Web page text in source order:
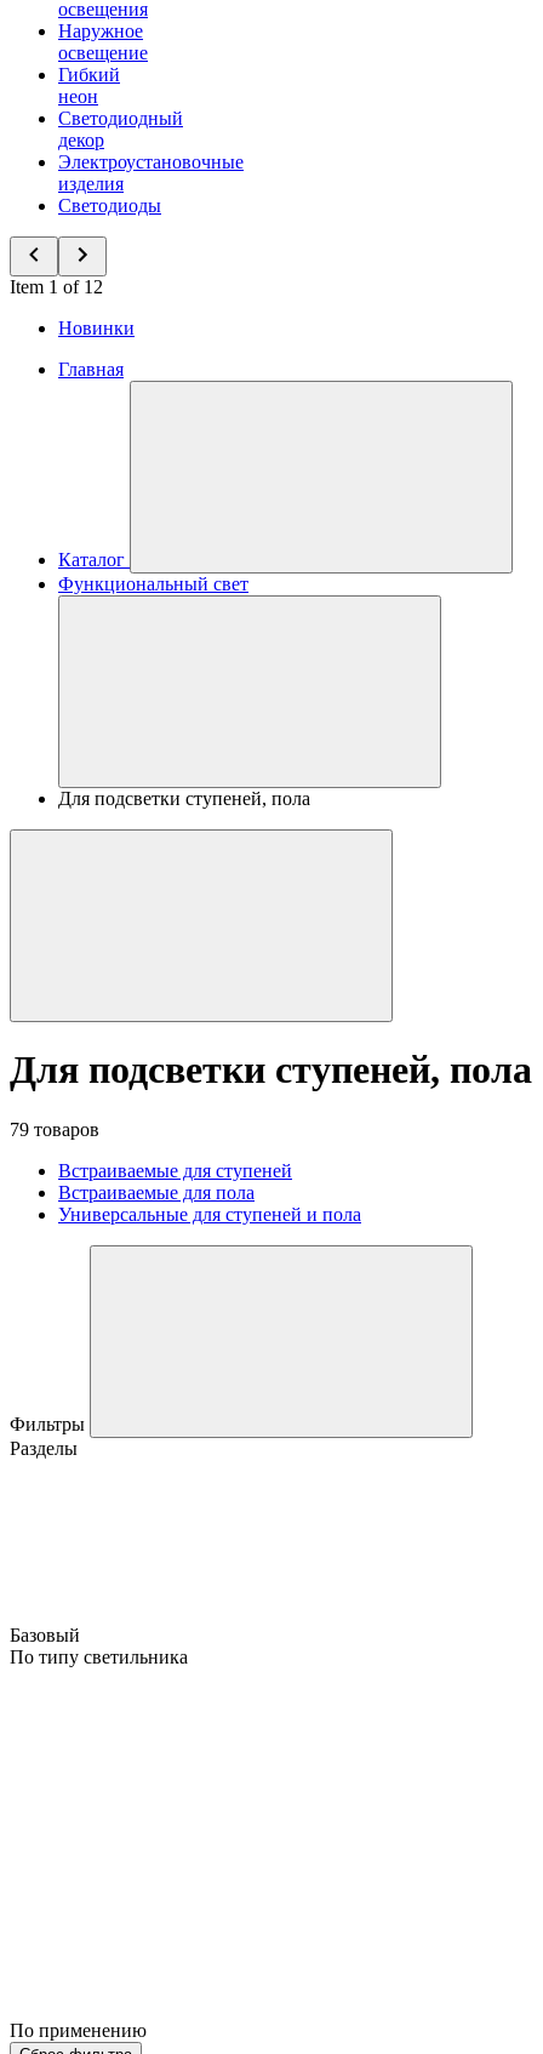
освещения
Наружное
освещение
Гибкий
неон
Светодиодный
декор
Электроустановочные
изделия
Светодиоды
Item 1 of 12
Новинки
Главная
Каталог
Функциональный свет
Для подсветки ступеней, пола
Для подсветки ступеней, пола
79 товаров
Встраиваемые для ступеней
Встраиваемые для пола
Универсальные для ступеней и пола
Фильтры
Разделы
Базовый
По типу светильника
По применению